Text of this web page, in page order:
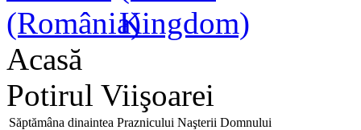
Acasă
Potirul Viişoarei
Săptămâna dinaintea Praznicului Naşterii Domnului